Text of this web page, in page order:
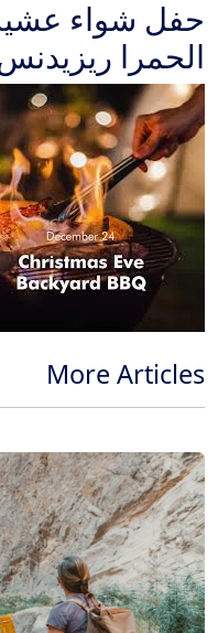
حفل شواء
الحمرا
More Articles